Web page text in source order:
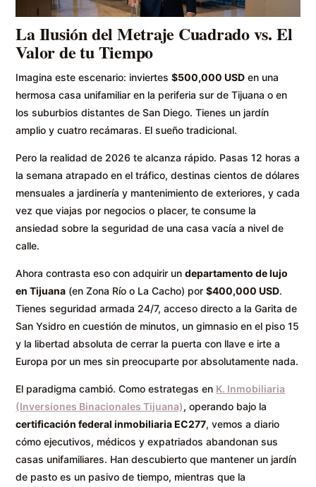
La Ilusión del Metraje Cuadrado vs. El
Valor de tu Tiempo
Imagina este escenario: inviertes$500,000 USD en una
hermosa casa unifamiliar en la periferia sur de Tijuana o en
los suburbios distantes de San Diego. Tienes un jardín
amplio y cuatro recámaras. El sueño tradicional.
Pero la realidad de 2026 te alcanza rápido. Pasas 12 horas a
la semana atrapado en el tráfico, destinas cientos de dólares
mensuales a jardinería y mantenimiento de exteriores, y cada
vez que viajas por negocios o placer, te consume la
ansiedad sobre la seguridad de una casa vacía a nivel de
calle.
Ahora contrasta eso con adquirir undepartamento de lujo
en Tijuana (en Zona Río o La Cacho) por$400,000 USD.
Tienes seguridad armada 24/7, acceso directo a la Garita de
San Ysidro en cuestión de minutos, un gimnasio en el piso 15
y la libertad absoluta de cerrar la puerta con llave e irte a
Europa por un mes sin preocuparte por absolutamente nada.
El paradigma cambió. Como estrategas en K. Inmobiliaria
(Inversiones Binacionales Tijuana), operando bajo la
certificación federal inmobiliaria EC277, vemos a diario
cómo ejecutivos, médicos y expatriados abandonan sus
casas unifamiliares. Han descubierto que mantener un jardín
de pasto es un pasivo de tiempo, mientras que la